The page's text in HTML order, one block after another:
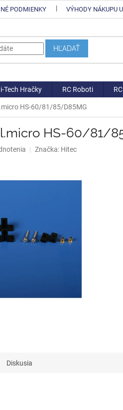
PODMIENKY VÝHODY NÁKUPU
HĽADAŤ
Tech Hračky RC Roboti
HS-60/81/85/D85MG
HS-60/81/
Značka: Hitec
Diskusia